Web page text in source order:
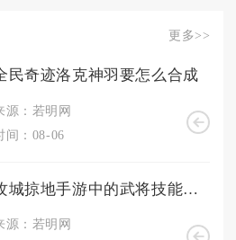
更多>>
民奇迹洛克神羽要怎么合成
源：若明网
间：08-06
攻城掠地手游中的武将技能是否可以升级
源：若明网